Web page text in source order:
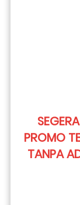
PROMO
TANPA